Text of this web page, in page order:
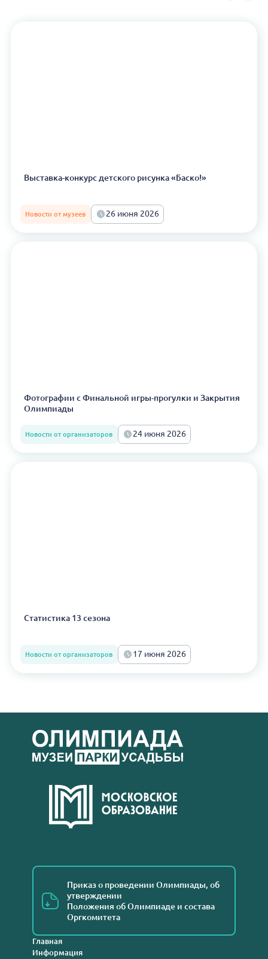
Выставка-конкурс детского рисунка «Баско!»
Новости от музеев 26 июня 2026
Фотографии с Финальной игры-прогулки и Закрытия
Олимпиады
Новости от организаторов 24 июня 2026
Статистика 13 сезона
Новости от организаторов 17 июня 2026
Приказ о проведении Олимпиады, об
утверждении
Положения об Олимпиаде и состава
Оргкомитета
Главная
Информация